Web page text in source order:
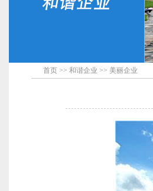
首页 >> 和谐企业 >> 美丽企业